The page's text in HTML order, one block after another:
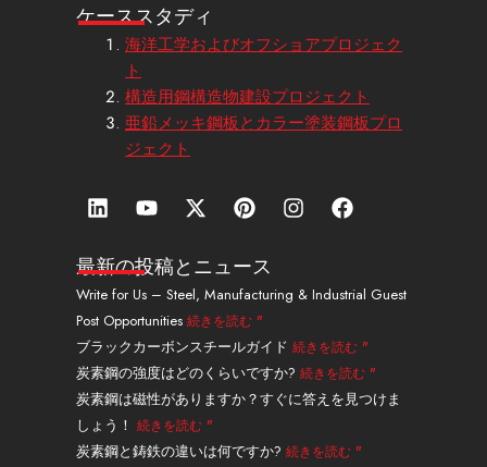
ケーススタディ
海洋工学およびオフショアプロジェク
ト
構造用鋼構造物建設プロジェクト
亜鉛メッキ鋼板とカラー塗装鋼板プロ
ジェクト
リ
ン
ト
イ
ン
Y
o
t
u
b
e
エ
ッ
ス
・
ツ
イ
ッ
タ
ー
ピ
ン
レ
ス
ト
イ
ン
グ
ラ
フ
ェ
ブ
ッ
最新の投稿とニュース
Write for Us – Steel, Manufacturing & Industrial Guest
Post Opportunities 続きを読む "
ブラックカーボンスチールガイド 続きを読む "
炭素鋼の強度はどのくらいですか? 続きを読む "
炭素鋼は磁性がありますか？すぐに答えを見つけま
しょう！ 続きを読む "
炭素鋼と鋳鉄の違いは何ですか? 続きを読む "